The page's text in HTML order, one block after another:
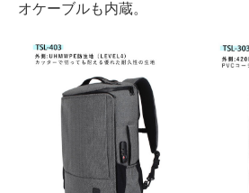
オケーブルも内蔵。